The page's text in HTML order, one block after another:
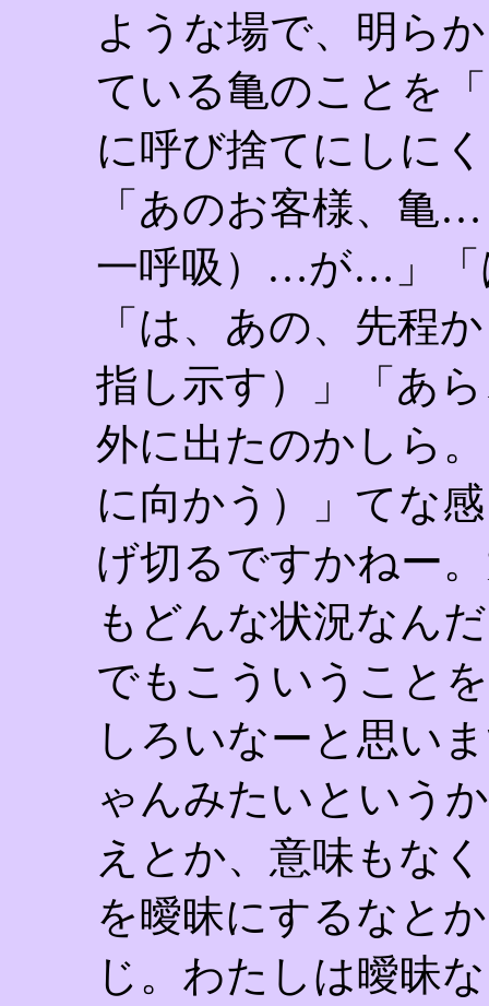
ような場で、明ら
ている亀のことを
に呼び捨てにしに
「あのお客様、亀
一呼吸）…が…」「
「は、あの、先程
指し示す）」「あ
外に出たのかしら
に向かう）」てな
げ切るですかねー
もどんな状況なん
でもこういうこと
しろいなーと思い
ゃんみたいという
えとか、意味もな
を曖昧にするなと
じ。わたしは曖昧